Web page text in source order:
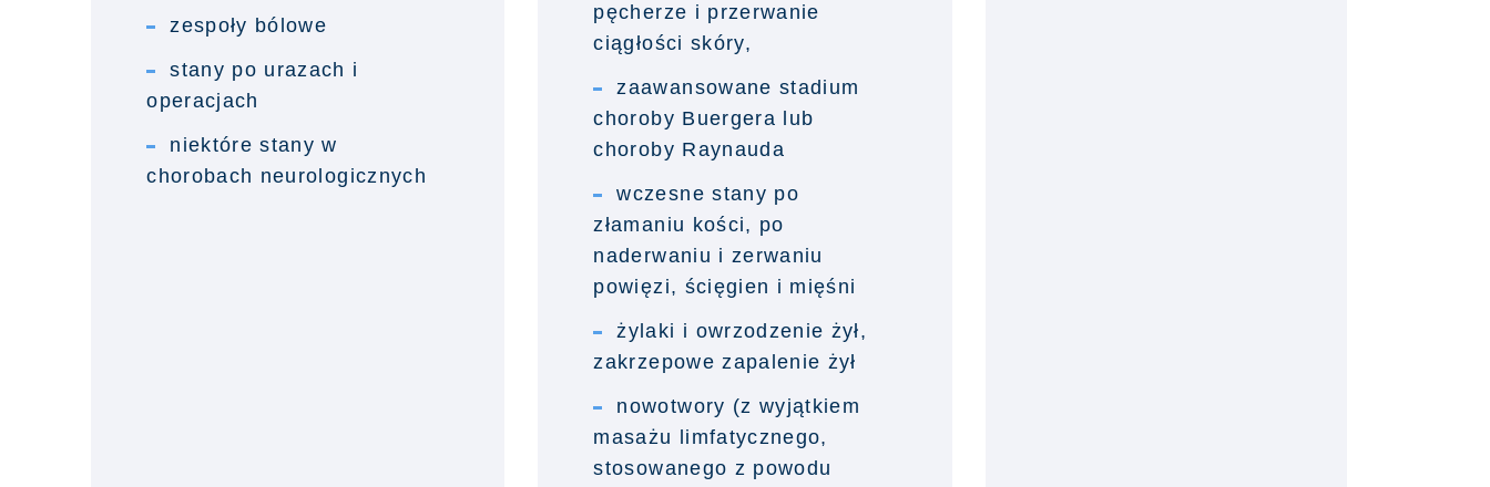
zespoły bólowe
stany po urazach i
operacjach
niektóre stany w
chorobach neurologicznych
pęcherze i przerwanie
ciągłości skóry,
zaawansowane stadium
choroby Buergera lub
choroby Raynauda
wczesne stany po
złamaniu kości, po
naderwaniu i zerwaniu
powięzi, ścięgien i mięśni
żylaki i owrzodzenie żył,
zakrzepowe zapalenie żył
nowotwory (z wyjątkiem
masażu limfatycznego,
stosowanego z powodu